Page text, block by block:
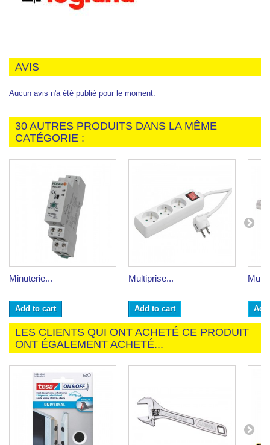
AVIS
Aucun avis n'a été publié pour le moment.
30 AUTRES PRODUITS DANS LA MÊME
CATÉGORIE :
Minuterie...
Add to cart
Multiprise...
Add to cart
LES CLIENTS QUI ONT ACHETÉ CE PRODUIT
ONT ÉGALEMENT ACHETÉ...